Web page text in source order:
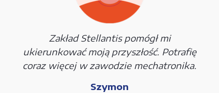
Zakład Stellantis pomógł mi
ukierunkować moją przyszłość. Potrafię
coraz więcej w zawodzie mechatronika.
Szymon